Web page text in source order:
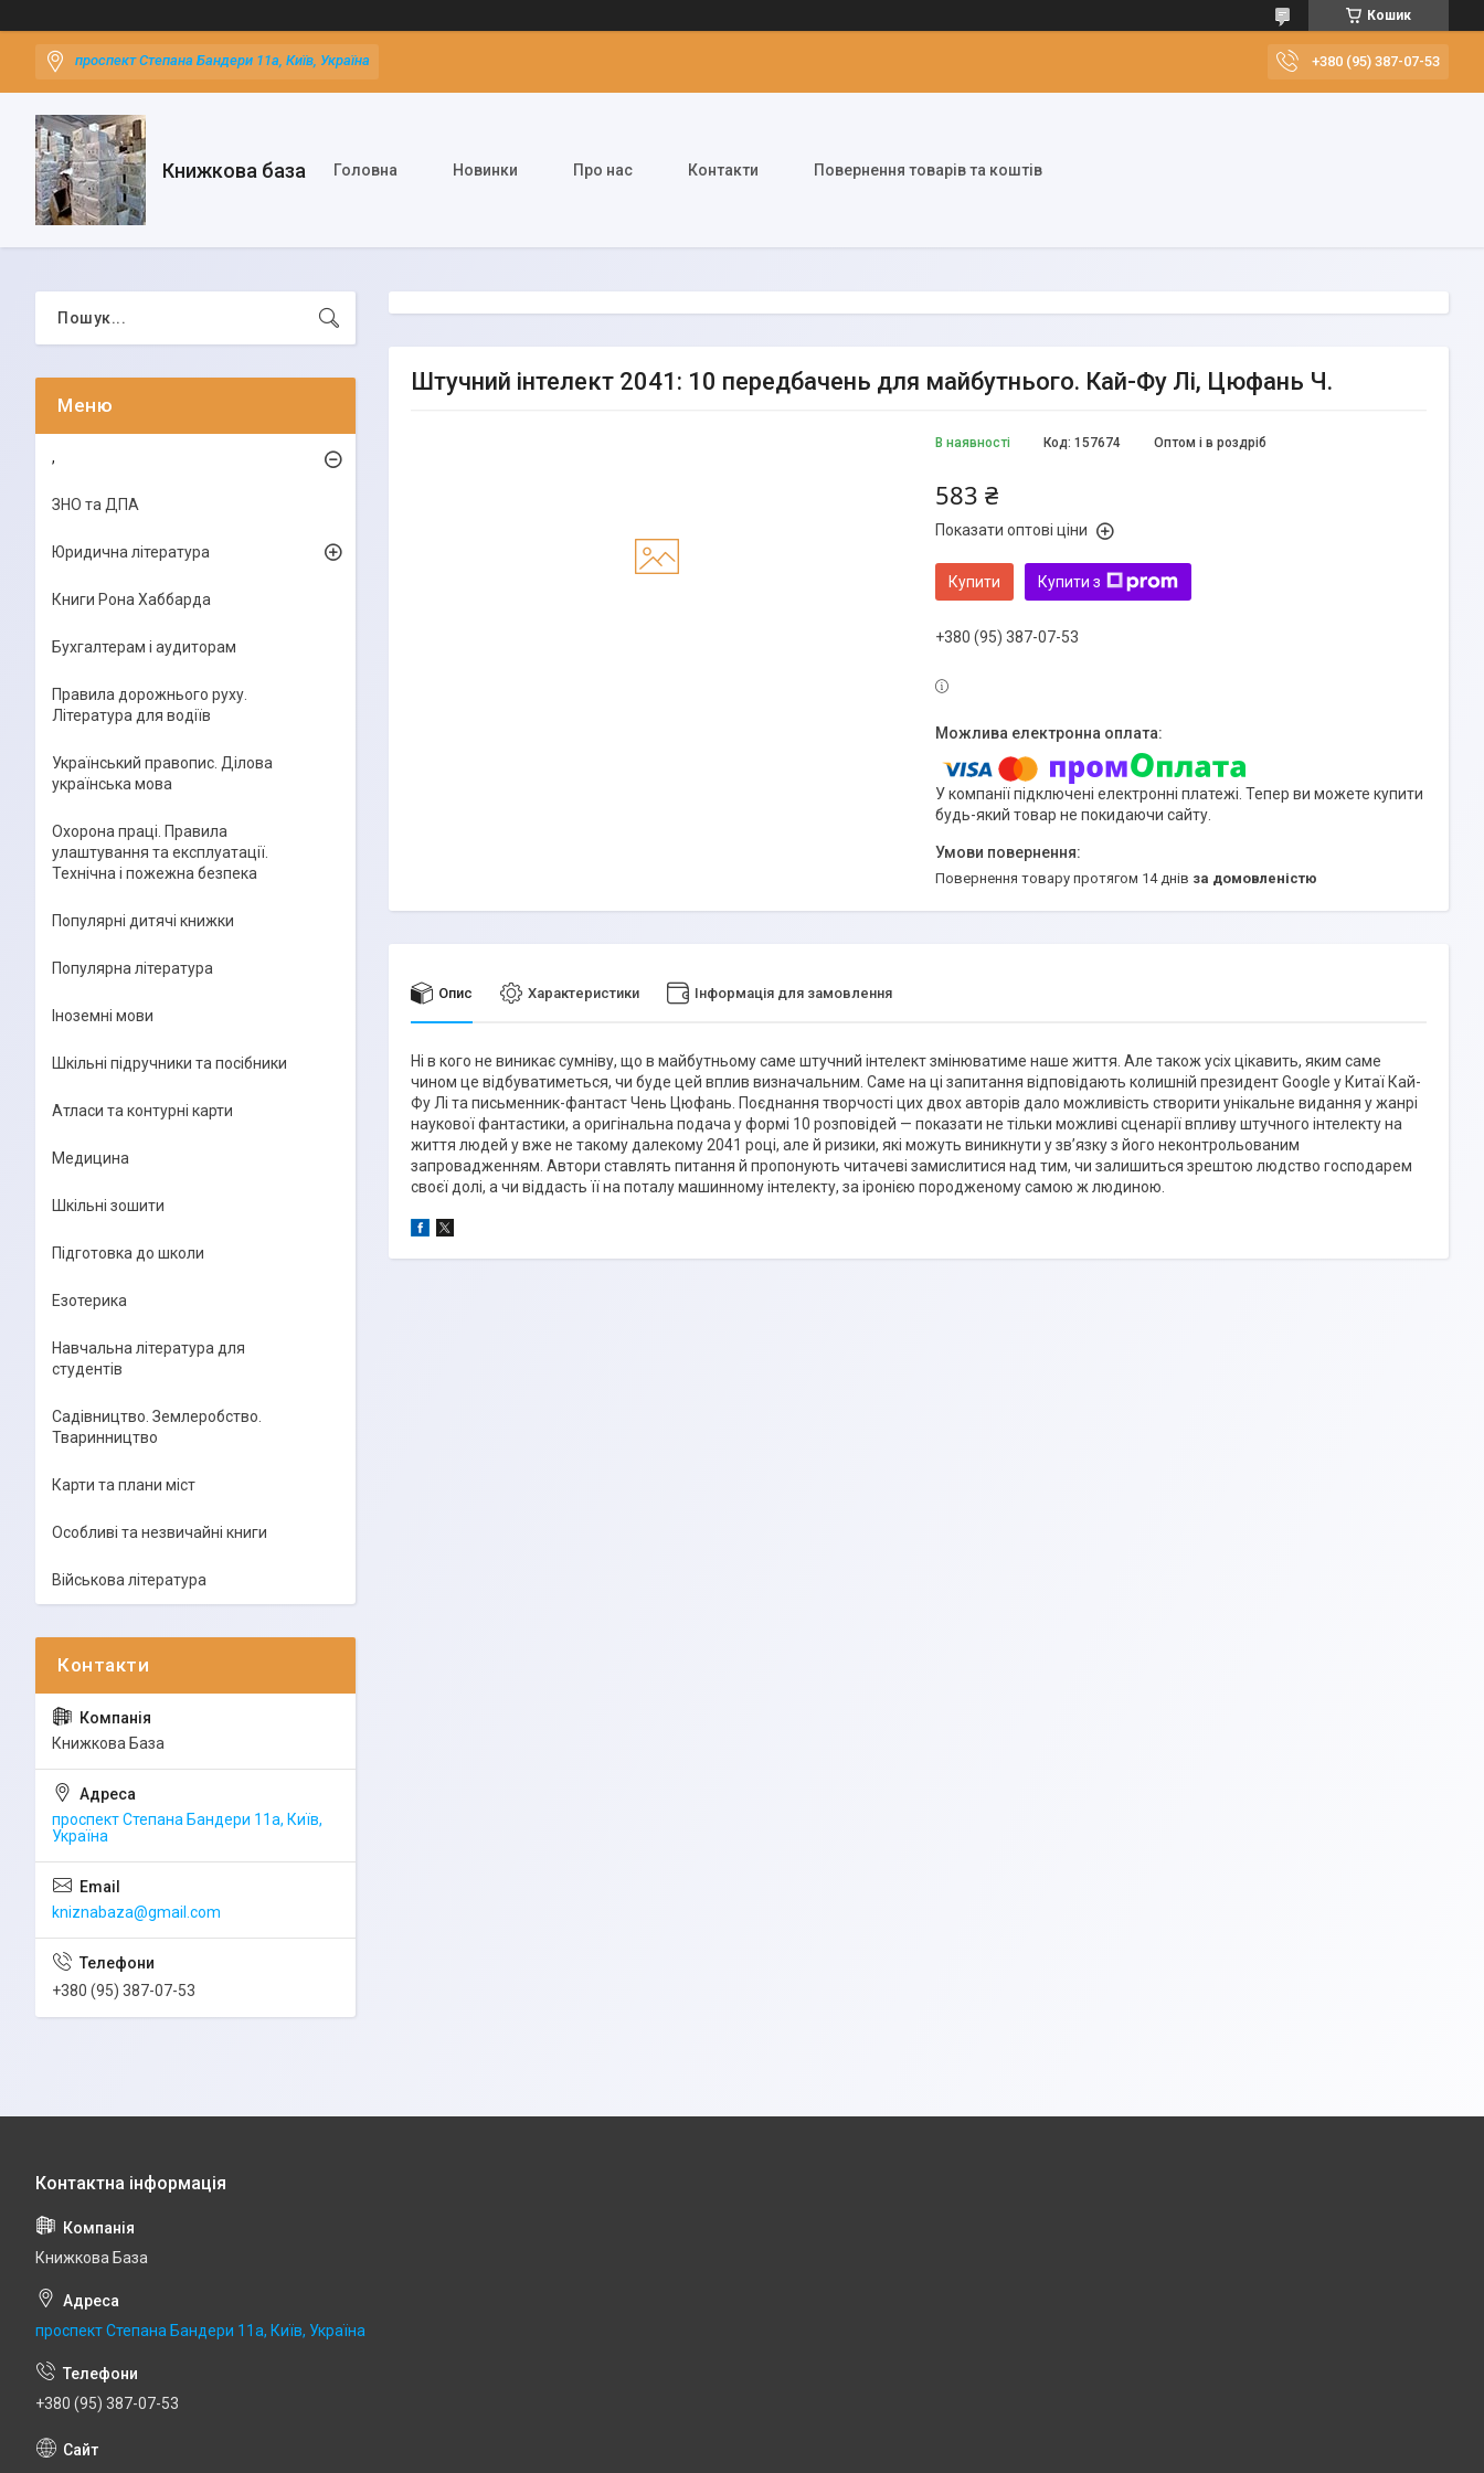
Кошик
проспект Степана Бандери 11а, Київ, Україна +380 (95) 387-07-53
Книжкова база Головна Новинки Про нас Контакти Повернення товарів та коштів
Штучний інтелект 2041: 10 передбачень для майбутнього. Кай-Фу Лі, Цюфань Ч.
В наявності Оптом і в роздріб
Код: 157674
583 ₴
Показати оптові ціни
Купити Купити з
+380 (95) 387-07-53
У компанії підключені електронні платежі. Тепер ви можете купити
будь-який товар не покидаючи сайту.
повернення товару протягом 14 днів за домовленістю
Опис Характеристики Інформація для замовлення
Ні в кого не виникає сумніву, що в майбутньому саме штучний інтелект змінюватиме наше життя. Але також усіх цікавить, яким саме
чином це відбуватиметься, чи буде цей вплив визначальним. Саме на ці запитання відповідають колишній президент Google у Китаї Кай-
Фу Лі та письменник-фантаст Чень Цюфань. Поєднання творчості цих двох авторів дало можливість створити унікальне видання у жанрі
наукової фантастики, а оригінальна подача у формі 10 розповідей — показати не тільки можливі сценарії впливу штучного інтелекту на
життя людей у вже не такому далекому 2041 році, але й ризики, які можуть виникнути у зв’язку з його неконтрольованим
запровадженням. Автори ставлять питання й пропонують читачеві замислитися над тим, чи залишиться зрештою людство господарем
своєї долі, а чи віддасть її на поталу машинному інтелекту, за іронією породженому самою ж людиною.
,
ЗНО та ДПА
Юридична література
Книги Рона Хаббарда
Бухгалтерам і аудиторам
Правила дорожнього руху.
Література для водіїв
Український правопис. Ділова
українська мова
Охорона праці. Правила
улаштування та експлуатації.
Технічна і пожежна безпека
Популярні дитячі книжки
Популярна література
Іноземні мови
Шкільні підручники та посібники
Атласи та контурні карти
Медицина
Шкільні зошити
Підготовка до школи
Езотерика
Навчальна література для
студентів
Садівництво. Землеробство.
Тваринництво
Карти та плани міст
Особливі та незвичайні книги
Військова література
Книжкова База
проспект Степана Бандери 11а, Київ,
Україна
kniznabaza@gmail.com
+380 (95) 387-07-53
Книжкова База
проспект Степана Бандери 11а, Київ, Україна
+380 (95) 387-07-53